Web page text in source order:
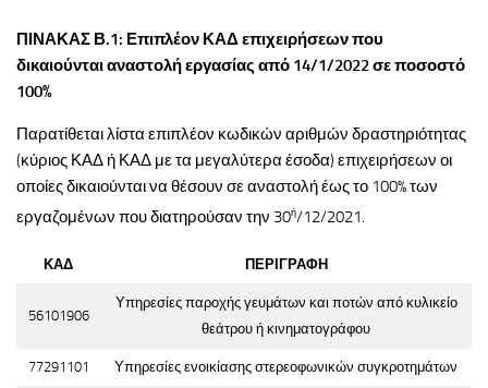
ΠΙΝΑΚΑΣ Β.1: Επιπλέον ΚΑΔ επιχειρήσεων που
δικαιούνται αναστολή εργασίας από 14/1/2022 σε ποσοστό
100%
Παρατίθεται λίστα επιπλέον κωδικών αριθμών δραστηριότητας
(κύριος ΚΑΔ ή ΚΑΔ με τα μεγαλύτερα έσοδα) επιχειρήσεων οι
οποίες δικαιούνται να θέσουν σε αναστολή έως το 100% των
εργαζομένων που διατηρούσαν την 30ή/12/2021.
ΚΑΔ ΠΕΡΙΓΡΑΦΗ
56101906
Υπηρεσίες παροχής γευμάτων και ποτών από κυλικείο
θεάτρου ή κινηματογράφου
77291101 Υπηρεσίες ενοικίασης στερεοφωνικών συγκροτημάτων